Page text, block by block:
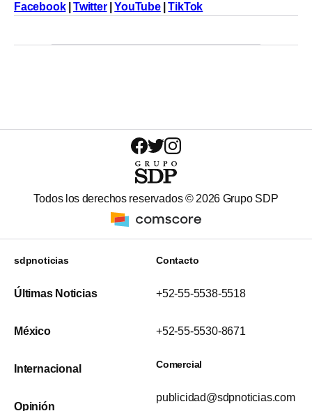
Facebook|Twitter|YouTube|TikTok
Todos los derechos reservados © 2026 Grupo SDP
sdpnoticias
Últimas Noticias
México
Internacional
Opinión
Contacto
+52-55-5538-5518
+52-55-5530-8671
Comercial
publicidad@sdpnoticias.com